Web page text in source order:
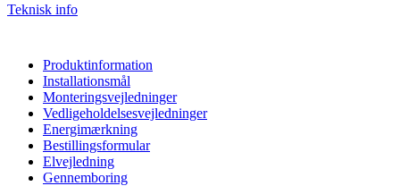
Teknisk info
Produktinformation
Installationsmål
Monteringsvejledninger
Vedligeholdelsesvejledninger
Energimærkning
Bestillingsformular
Elvejledning
Gennemboring